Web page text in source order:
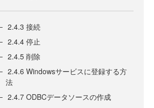
2.4.3 接続
2.4.4 停止
2.4.5 削除
2.4.6 Windowsサービスに登録する方
法
2.4.7 ODBCデータソースの作成